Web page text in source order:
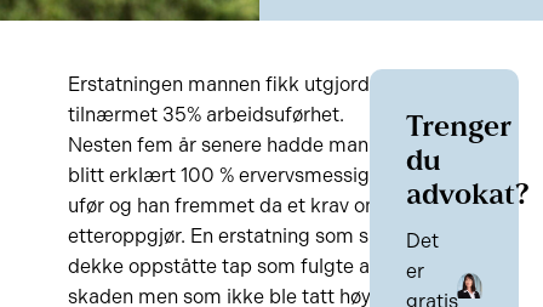
Erstatningen mannen fikk utgjorde
tilnærmet 35% arbeidsuførhet.
Nesten fem år senere hadde mannen
blitt erklært 100 % ervervsmessig
ufør og han fremmet da et krav om
etteroppgjør. En erstatning som skal
dekke oppståtte tap som fulgte av
skaden men som ikke ble tatt høyde
Trenger
du
advokat?
Det
er
gratis